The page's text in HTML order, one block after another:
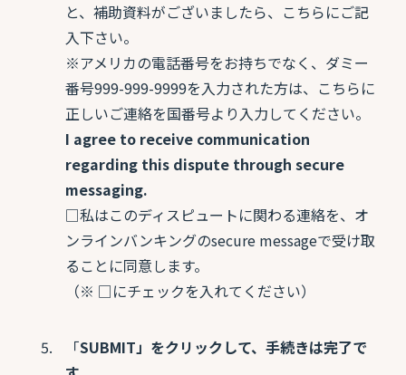
と、補助資料がございましたら、こちらにご記
入下さい。
※アメリカの電話番号をお持ちでなく、ダミー
番号999-999-9999を入力された方は、こちらに
正しいご連絡を国番号より入力してください。
I agree to receive communication
regarding this dispute through secure
messaging.
□私はこのディスピュートに関わる連絡を、オ
ンラインバンキングのsecure messageで受け取
ることに同意します。
（※ □にチェックを入れてください）
「SUBMIT」をクリックして、手続きは完了で